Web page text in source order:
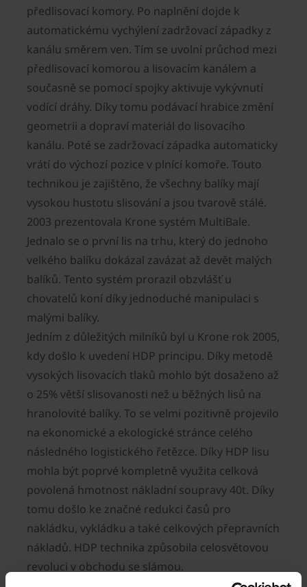
předlisovací komory. Po naplnění dojde k
automatickému vychýlení zadržovací západky z
kanálu směrem ven. Tím se uvolní průchod mezi
předlisovací komorou a lisovacím kanálem a
současně se pomocí spojky aktivuje vykývnutí
vodící dráhy. Díky tomu podávací hrabice změní
geometrii a dopraví materiál do lisovacího
kanálu. Poté se zadržovací západka automaticky
vrátí do výchozí pozice v plnící komoře. Touto
technikou je zajištěno, že všechny balíky mají
vysokou hustotu slisování a jsou tvarově stálé.
2003 prezentovala Krone systém MultiBale.
Jednalo se o první lis na trhu, který do jednoho
velkého balíku dokázal zavázat až devět malých
balíků. Tento systém prorazil obzvlášť u
chovatelů koní díky jednoduché manipulaci s
malými balíky.
Jedním z důležitých milníků byl u Krone rok 2005,
kdy došlo k uvedení HDP principu. Díky metodě
vysokých lisovacích tlaků mohlo být dosaženo až
o 25% větší slisovanosti než u běžných lisů na
hranolovité balíky. To se velmi pozitivně projevilo
na ekonomické a ekologické stránce celého
následného logistického řetězce. Díky HDP lisu
mohla být poprvé kompletně využita celková
povolená hmotnost nákladní soupravy 40t. Díky
tomu došlo ke značné redukci časů pro
nakládku, vykládku a také celkových přepravních
nákladů. HDP technika způsobila celosvětovou
revoluci v obchodu se slámou.